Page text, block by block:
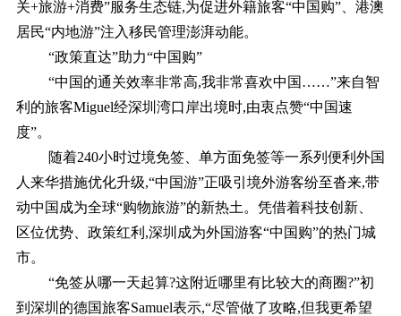
关+旅游+消费”服务生态链,为促进外籍旅客“中国购”、港澳
居民“内地游”注入移民管理澎湃动能。
“政策直达”助力“中国购”
“中国的通关效率非常高,我非常喜欢中国……”来自智
利的旅客Miguel经深圳湾口岸出境时,由衷点赞“中国速
度”。
随着240小时过境免签、单方面免签等一系列便利外国
人来华措施优化升级,“中国游”正吸引境外游客纷至沓来,带
动中国成为全球“购物旅游”的新热土。凭借着科技创新、
区位优势、政策红利,深圳成为外国游客“中国购”的热门城
市。
“免签从哪一天起算?这附近哪里有比较大的商圈?”初
到深圳的德国旅客Samuel表示,“尽管做了攻略,但我更希望